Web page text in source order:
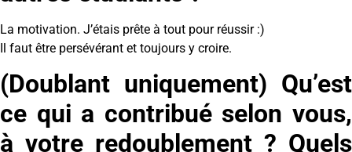
La motivation. J’étais prête à tout pour réussir :)
Il faut être persévérant et toujours y croire.
(Doublant uniquement) Qu’est
ce qui a contribué selon vous,
à votre redoublement ? Quels